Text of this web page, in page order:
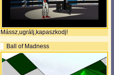
Mássz,ugrálj,kapaszkodj!
Ball of Madness